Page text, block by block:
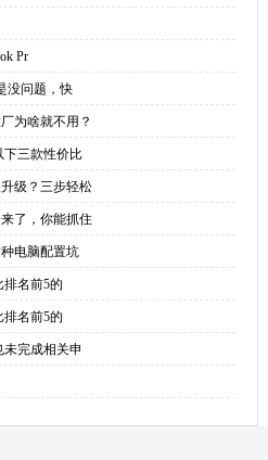
Pr
没问题，快
为啥就不用？
下三款性价比
级？三步轻松
了，你能抓住
电脑配置坑
名前5的
名前5的
完成相关申